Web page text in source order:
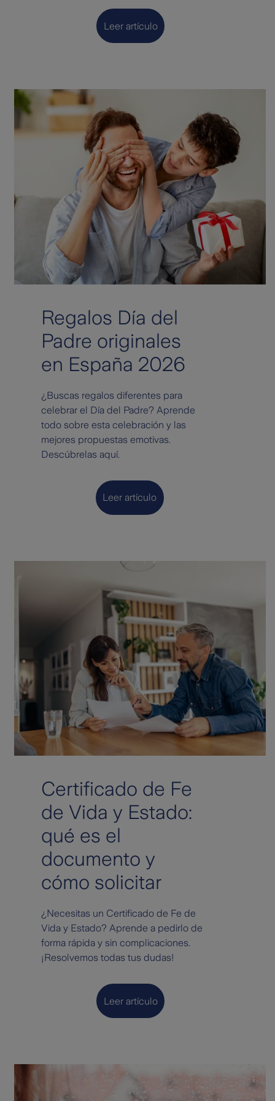
Leer artículo
Regalos Día del
Padre originales
en España 2026
¿Buscas regalos diferentes para
celebrar el Día del Padre? Aprende
todo sobre esta celebración y las
mejores propuestas emotivas.
Descúbrelas aquí.
Leer artículo
Certificado de Fe
de Vida y Estado:
qué es el
documento y
cómo solicitar
¿Necesitas un Certificado de Fe de
Vida y Estado? Aprende a pedirlo de
forma rápida y sin complicaciones.
¡Resolvemos todas tus dudas!
Leer artículo